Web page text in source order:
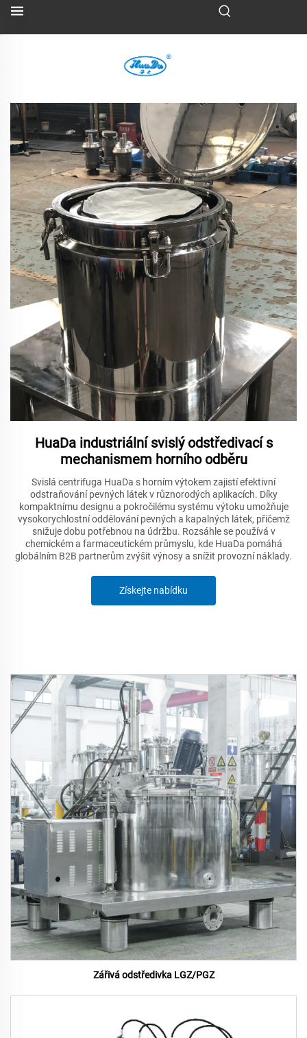
HuaDa industriální svislý odstředivací s
mechanismem horního odběru
Svislá centrifuga HuaDa s horním výtokem zajistí efektivní
odstraňování pevných látek v různorodých aplikacích. Díky
kompaktnímu designu a pokročilému systému výtoku umožňuje
vysokorychlostní oddělování pevných a kapalných látek, přičemž
snižuje dobu potřebnou na údržbu. Rozsáhle se používá v
chemickém a farmaceutickém průmyslu, kde HuaDa pomáhá
globálním B2B partnerům zvýšit výnosy a snížit provozní náklady.
Získejte nabídku
Zářivá odstředivka LGZ/PGZ